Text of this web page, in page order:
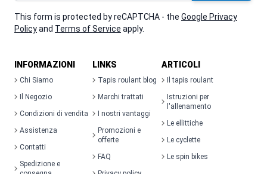
This form is protected by reCAPTCHA - the Google Privacy
Policyand Terms of Service apply.
INFORMAZIONI
Chi Siamo
Il Negozio
Condizioni di vendita
Assistenza
Contatti
Spedizione e
LINKS
Tapis roulant blog
Marchi trattati
I nostri vantaggi
Promozioni e
offerte
FAQ
ARTICOLI
Il tapis roulant
Istruzioni per
l'allenamento
Le ellittiche
Le cyclette
Le spin bikes